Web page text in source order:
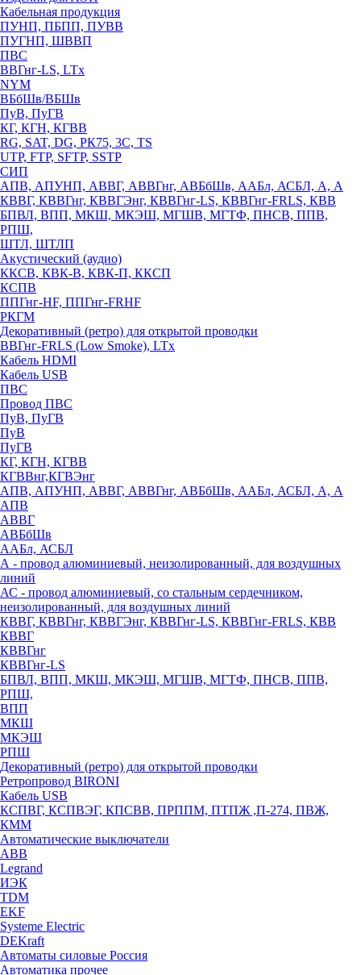
Кабельная продукция
ПУНП, ПБПП, ПУВВ
ПУГНП, ШВВП
ПВС
ВВГнг-LS, LTx
NYM
ВБбШв/ВБШв
ПуВ, ПуГВ
КГ, КГН, КГВВ
RG, SAT, DG, РК75, 3С, TS
UTP, FTP, SFTP, SSTP
СИП
АПВ, АПУНП, АВВГ, АВВГнг, АВБбШв, ААБл, АСБЛ, А, А
КВВГ, КВВГнг, КВВГЭнг, КВВГнг-LS, КВВГнг-FRLS, КВВ
БПВЛ, ВПП, МКШ, МКЭШ, МГШВ, МГТФ, ПНСВ, ППВ,
РПШ,
ШТЛ, ШТЛП
Акустический (аудио)
ККСВ, КВК-В, КВК-П, ККСП
КСПВ
ППГнг-HF, ППГнг-FRHF
РКГМ
Декоративный (ретро) для открытой проводки
ВВГнг-FRLS (Low Smoke), LTx
Кабель HDMI
Кабель USB
ПВС
Провод ПВС
ПуВ, ПуГВ
ПуВ
ПуГВ
КГ, КГН, КГВВ
КГВВнг,КГВЭнг
АПВ, АПУНП, АВВГ, АВВГнг, АВБбШв, ААБл, АСБЛ, А, А
АПВ
АВВГ
АВБбШв
ААБл, АСБЛ
А - провод алюминиевый, неизолированный, для воздушных
линий
АС - провод алюминиевый, со стальным сердечником,
неизолированный, для воздушных линий
КВВГ, КВВГнг, КВВГЭнг, КВВГнг-LS, КВВГнг-FRLS, КВВ
КВВГ
КВВГнг
КВВГнг-LS
БПВЛ, ВПП, МКШ, МКЭШ, МГШВ, МГТФ, ПНСВ, ППВ,
РПШ,
ВПП
МКШ
МКЭШ
РПШ
Декоративный (ретро) для открытой проводки
Ретропровод BIRONI
Кабель USB
КСПВГ, КСПВЭГ, КПСВВ, ПРППМ, ПТПЖ ,П-274, ПВЖ,
КММ
Автоматические выключатели
ABB
Legrand
ИЭК
TDM
EKF
Systeme Electric
DEKraft
Автоматы силовые Россия
Автоматика прочее